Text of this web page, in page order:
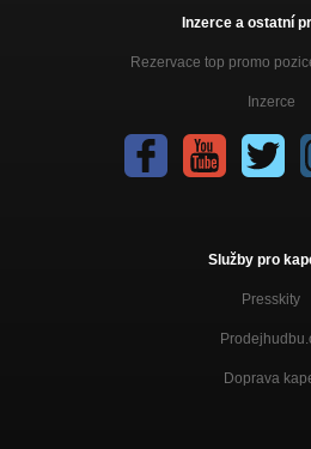
Inzerce a ostatní
Rezervace top promo
Inzerce
Služby pro
Presskity
Doprava